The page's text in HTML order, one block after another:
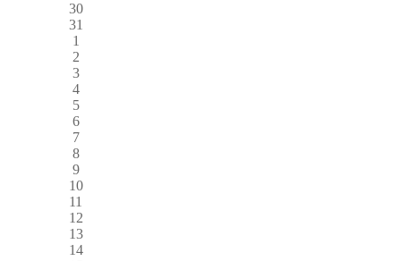
30
31
1
2
3
4
5
6
7
8
9
10
11
12
13
14